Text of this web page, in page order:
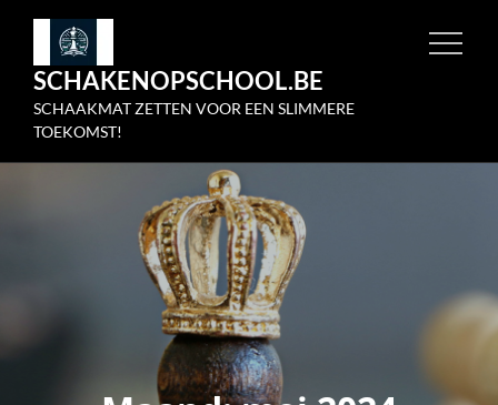
Skip
contentSCHAKENOPSCHOOL.BE
SCHAAKMAT ZETTEN VOOR EEN SLIMMERE
TOEKOMST!